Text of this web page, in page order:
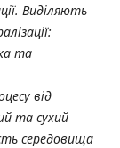
Виділяють
та
від
та сухий
середовища